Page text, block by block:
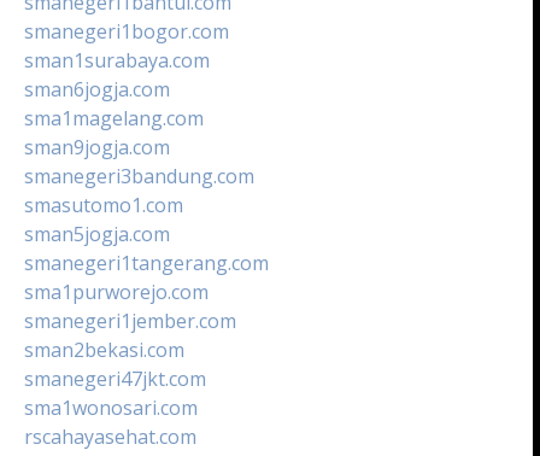
smanegeri1bogor.com
sman1surabaya.com
sman6jogja.com
sma1magelang.com
sman9jogja.com
smanegeri3bandung.com
smasutomo1.com
sman5jogja.com
smanegeri1tangerang.com
sma1purworejo.com
smanegeri1jember.com
sman2bekasi.com
smanegeri47jkt.com
sma1wonosari.com
rscahayasehat.com